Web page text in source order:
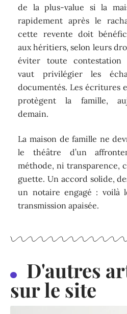
de la plus-value si la
rapidement après le
cette revente doit
aux héritiers, selon leurs
éviter toute contestation
vaut privilégier les
documentés. Les écritures
protègent la famille,
demain.
La maison de famille ne
le théâtre d’un
méthode, ni transparence,
guette. Un accord solide,
un notaire engagé : voilà
transmission apaisée.
D'autres
sur le site